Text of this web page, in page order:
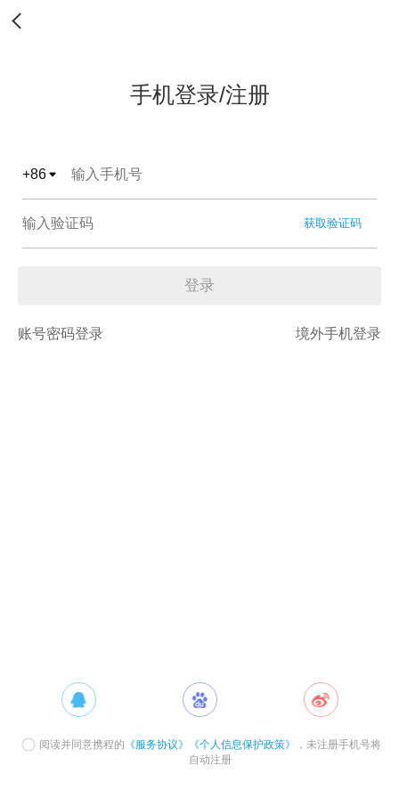
手机登录/注册
+86
获取验证码
登录
账号密码登录 境外手机登录
阅读并同意携程的 《服务协议》 《个人信息保护政策》
，未注册手机号将
自动注册